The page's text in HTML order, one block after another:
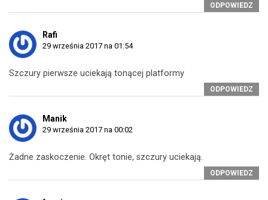
ODPOWIEDZ
Rafi
29 września 2017 na 01:54
Szczury pierwsze uciekają tonącej platformy
ODPOWIEDZ
Manik
29 września 2017 na 00:02
Żadne zaskoczenie. Okręt tonie, szczury uciekają.
ODPOWIEDZ